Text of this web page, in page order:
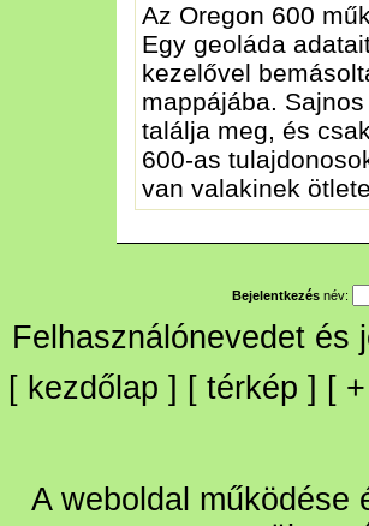
Az Oregon 600
Egy geoláda
kezelővel
mappájába.
találja meg, és
600-as
van valakinek
Bejelentkezés név:
Felhasználónevedet és
[ kezdőlap ] [ térkép ] [ +
A weboldal működése